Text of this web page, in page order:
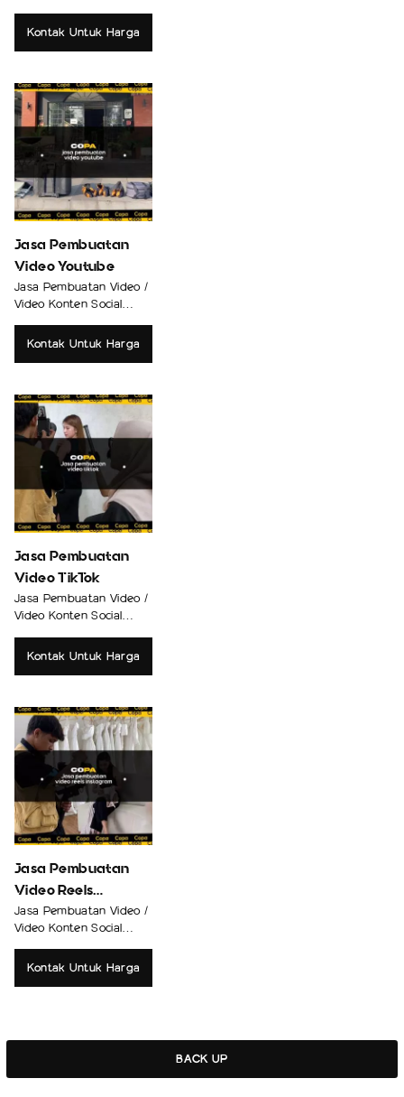
Kontak Untuk Harga
Jasa Pembuatan
Video Youtube
Jasa Pembuatan Video /
Video Konten Social
Kontak Untuk Harga
Jasa Pembuatan
Video TikTok
Jasa Pembuatan Video /
Video Konten Social
Kontak Untuk Harga
Jasa Pembuatan
Video Reels
Instagram
Jasa Pembuatan Video /
Video Konten Social
Kontak Untuk Harga
BACK UP